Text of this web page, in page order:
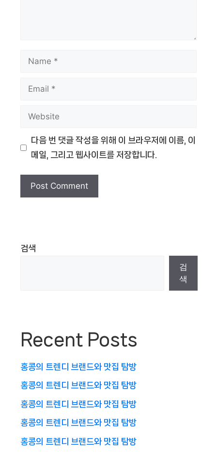
Name
Email
Website
다음 번 댓글 작성을 위해 이 브라우저에 이름, 이
메일, 그리고 웹사이트를 저장합니다.
검색
검
색
Recent Posts
홍콩의 트렌디 브랜드와 맛집 탐방
홍콩의 트렌디 브랜드와 맛집 탐방
홍콩의 트렌디 브랜드와 맛집 탐방
홍콩의 트렌디 브랜드와 맛집 탐방
홍콩의 트렌디 브랜드와 맛집 탐방